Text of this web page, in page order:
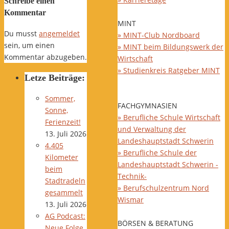
Kommentar
Du musst angemeldet
sein, um einen
Kommentar abzugeben.
Letze Beiträge:
Sommer,
Sonne,
Ferienzeit!
13. Juli 2026
4.405
Kilometer
beim
Stadtradeln
gesammelt
13. Juli 2026
AG Podcast:
MINT
» MINT-Club Nordboard
» MINT beim Bildungswerk der
Wirtschaft
» Studienkreis Ratgeber MINT
FACHGYMNASIEN
» Berufliche Schule Wirtschaft
und Verwaltung der
Landeshauptstadt Schwerin
» Berufliche Schule der
Landeshauptstadt Schwerin -
Technik-
» Berufschulzentrum Nord
Wismar
BÖRSEN & BERATUNG